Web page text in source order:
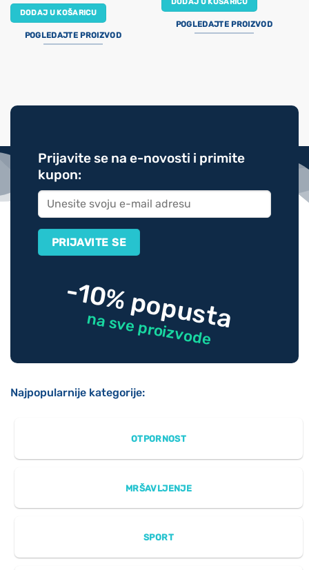
DODAJ U KOŠARICU
POGLEDAJTE PROIZVOD
POGLEDAJTE PROIZVOD
Prijavite se na e-novosti i primite
kupon:
-10% popusta
na sve proizvode
Najpopularnije kategorije:
OTPORNOST
MRŠAVLJENJE
SPORT